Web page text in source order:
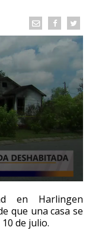
en Harlingen
que una casa se
de julio.